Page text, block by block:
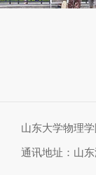
山东大学物理
通讯地址：山